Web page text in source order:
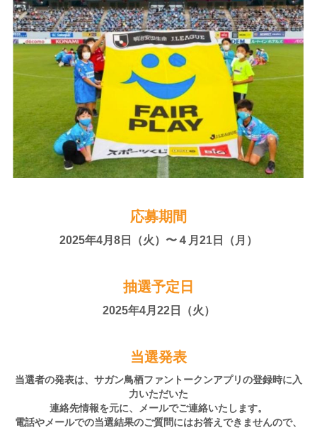
応募期間
2025年4月8日（火）〜４月21日（月）
抽選予定日
2025年4月22日（火）
当選発表
当選者の発表は、サガン鳥栖ファントークンアプリの登録時に入
力いただいた
連絡先情報を元に、メールでご連絡いたします。
電話やメールでの当選結果のご質問にはお答えできませんので、